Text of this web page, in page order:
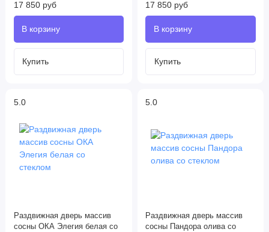
17 850 руб 17 850 руб
5.0
Раздвижная дверь массив
сосны ОКА Элегия белая со
5.0
Раздвижная дверь массив
сосны Пандора олива со